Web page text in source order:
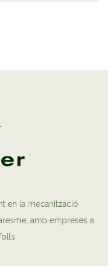
en la mecanització
amb empreses a